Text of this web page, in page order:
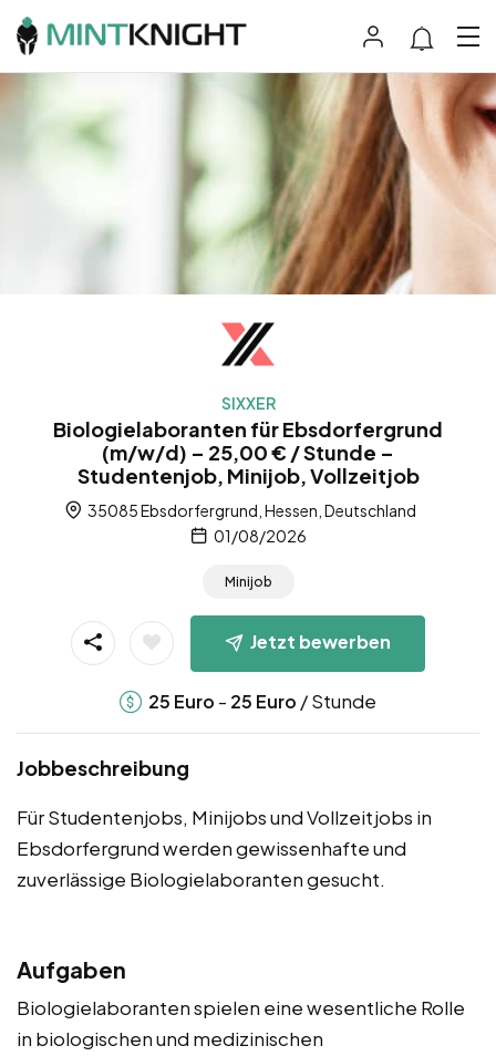
SIXXER
Biologielaboranten für Ebsdorfergrund
(m/w/d) – 25,00 € / Stunde –
Studentenjob, Minijob, Vollzeitjob
35085 Ebsdorfergrund, Hessen, Deutschland
01/08/2026
Minijob
Jetzt bewerben
25 Euro - 25 Euro / Stunde
Jobbeschreibung
Für Studentenjobs, Minijobs und Vollzeitjobs in
Ebsdorfergrund werden gewissenhafte und
zuverlässige Biologielaboranten gesucht.
Aufgaben
Biologielaboranten spielen eine wesentliche Rolle
in biologischen und medizinischen